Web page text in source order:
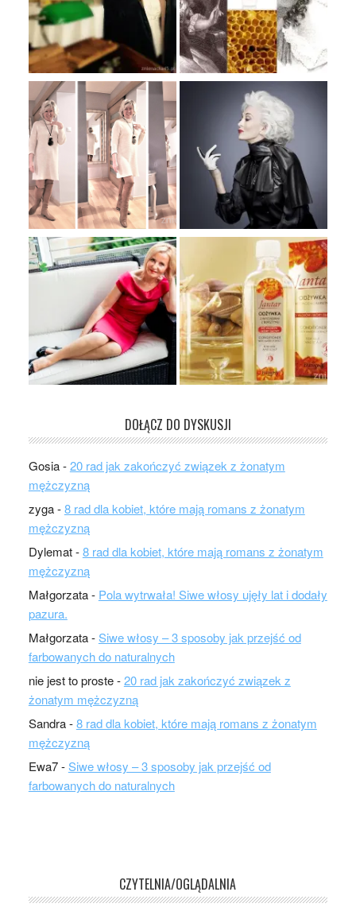
DOŁĄCZ DO DYSKUSJI
Gosia-20 rad jak zakończyć związek z żonatym
mężczyzną
zyga-8 rad dla kobiet, które mają romans z żonatym
mężczyzną
Dylemat-8 rad dla kobiet, które mają romans z żonatym
mężczyzną
Małgorzata- Pola wytrwała! Siwe włosy ujęły lat i dodały
pazura.
Małgorzata-Siwe włosy – 3 sposoby jak przejść od
farbowanych do naturalnych
nie jest to proste-20 rad jak zakończyć związek z
żonatym mężczyzną
Sandra-8 rad dla kobiet, które mają romans z żonatym
mężczyzną
Ewa7-Siwe włosy – 3 sposoby jak przejść od
farbowanych do naturalnych
CZYTELNIA/OGLĄDALNIA